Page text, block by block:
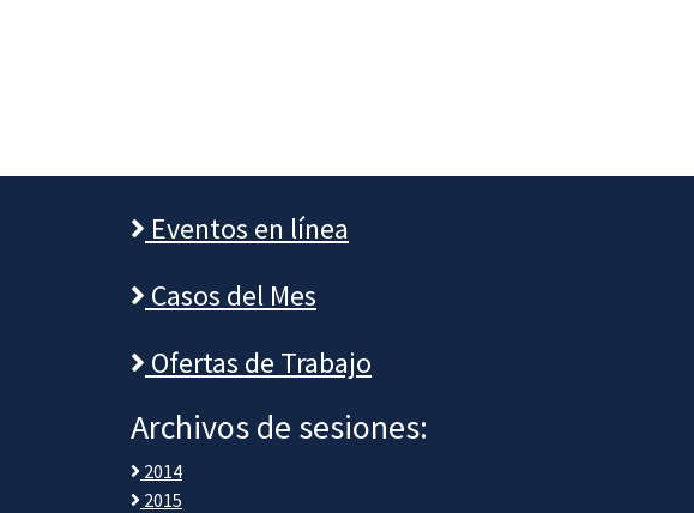
Eventos en línea
Casos del Mes
Ofertas de Trabajo
Archivos de sesiones:
2014
2015